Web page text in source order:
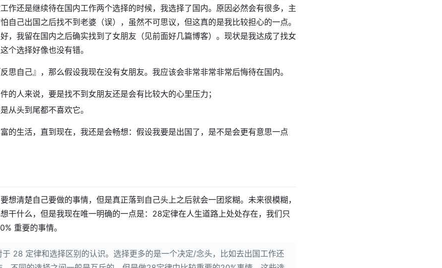
作还是继续待在国内工作两个选择的时候，我选择了国内。原因必然会有很多，主
自己出国之后找不到老婆（误），虽然不可思议，但这真的是我比较担心的一点。
，我留在国内之后确实找到了女朋友（见前面好几篇博客）。现状是我达成了找女
个选择好像也没有错。
思自己』，那么假设我现在没有女朋友。我应该会非常非常非常后悔待在国内。
的人来说，要是找不到女朋友还是会有比较大的心里压力；
从头到尾都不喜欢它。
的生活，直到现在，我还是会畅想：假设我要是出国了，是不是会更有意思一点
想清楚自己要做的事情，但是真正落到自己头上之后就会一团浆糊。未来很模糊，
干什么，但是我现在唯一明确的一点是：28定律在人生道路上处处存在，我们只
重要的事情。
28 定律和选择区别的认识。选择更多的是一个决定/念头，比如去出国工作还